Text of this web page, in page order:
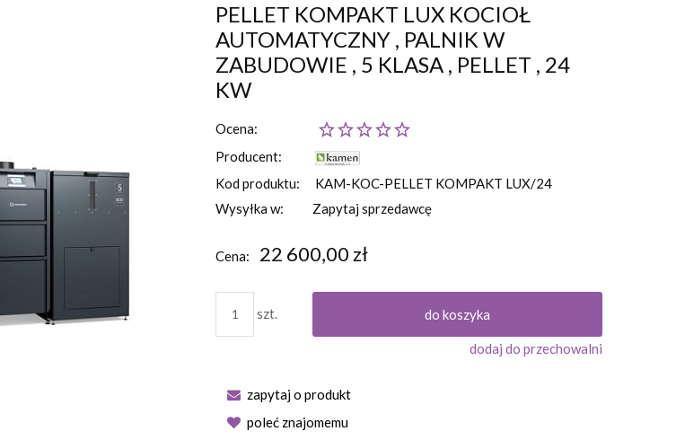
PELLET KOMPAKT LUX KOCIOŁ
AUTOMATYCZNY , PALNIK W
ZABUDOWIE , 5 KLASA , PELLET , 24
KW
Ocena:
Producent:
Kod produktu:
KAM-KOC-PELLET KOMPAKT LUX/24
Wysyłka w:
Zapytaj sprzedawcę
Cena: 22 600,00 zł
szt. do koszyka
dodaj do przechowalni
zapytaj o produkt
poleć znajomemu